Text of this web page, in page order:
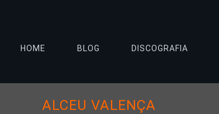
HOME BLOG DISCOGRAFIA
ALCEU VALENÇA